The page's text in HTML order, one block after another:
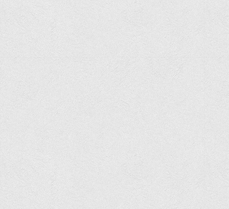
Навчально-методичний
З організації виховної та культурно-мистецької роботи
Редакційно-видавничий
Центри
Розвитку кар’єри
Ресурсний центр зі сталого розвитку
Грантові проєкти ВТЕІ ДТЕУ
Підтримки технологій та інновацій (TISC)